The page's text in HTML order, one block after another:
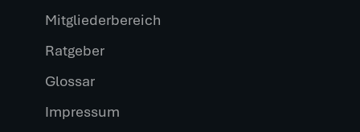
Mitgliederbereich
Ratgeber
Glossar
Impressum